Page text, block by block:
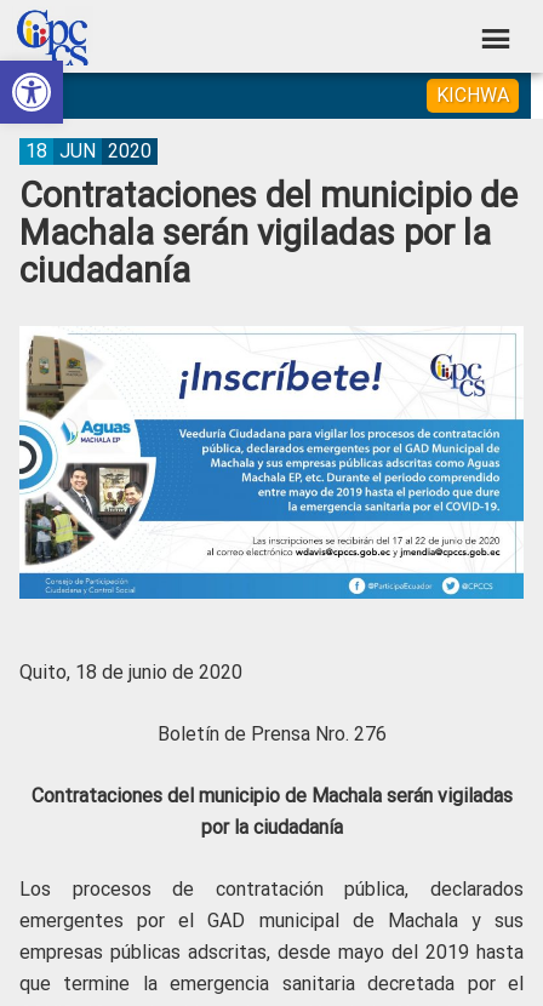
Abrir barra de herramientas
Skip
to
primary
navigation
Skip
to
main
content
Skip
to
primary
sidebar
Skip
to
footer
Consejo
de
Participación
Ciudadana
Control
Construyendo
Poder
Ciudadano
KICHWA
Contrataciones del municipio de
Machala serán vigiladas por la
ciudadanía
18 JUN 2020
Quito, 18 de junio de 2020
Boletín de Prensa Nro. 276
Contrataciones del municipio de Machala serán vigiladas
por la ciudadanía
Los procesos de contratación pública, declarados
emergentes por el GAD municipal de Machala y sus
empresas públicas adscritas, desde mayo del 2019 hasta
que termine la emergencia sanitaria decretada por el